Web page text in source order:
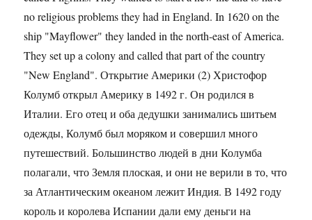
no religious problems they had in England. In 1620 on the
ship "Mayflower" they landed in the north-east of America.
They set up a colony and called that part of the country
"New England". Открытие Америки (2) Христофор
Колумб открыл Америку в 1492 г. Он родился в
Италии. Его отец и оба дедушки занимались шитьем
одежды, Колумб был моряком и совершил много
путешествий. Большинство людей в дни Колумба
полагали, что Земля плоская, и они не верили в то, что
за Атлантическим океаном лежит Индия. В 1492 году
король и королева Испании дали ему деньги на